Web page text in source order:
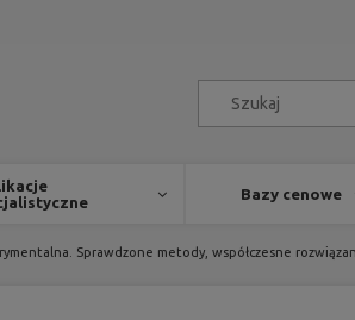
Bazy cenowe
Sprawdzone metody, współczesne